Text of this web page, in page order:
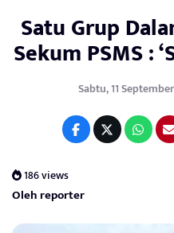
Satu Grup
Sekum PSMS :
Sabtu, 11
186 views
Oleh reporter